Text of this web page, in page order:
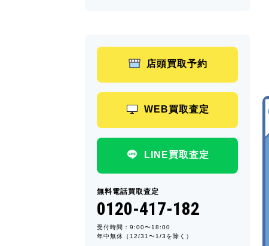
店頭買取予約
WEB買取査定
LINE買取査定
無料電話買取査定
0120-417-182
受付時間：9:00〜18:00
年中無休（12/31〜1/3を除く）